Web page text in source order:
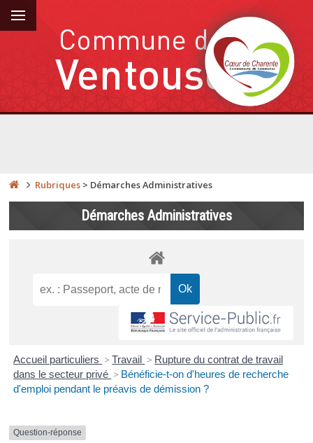
Rubriques > Démarches Administratives
Démarches Administratives
Accueil particuliers > Travail > Rupture du contrat de travail
dans le secteur privé > Bénéficie-t-on d'heures de recherche
d'emploi pendant le préavis de démission ?
Question-réponse